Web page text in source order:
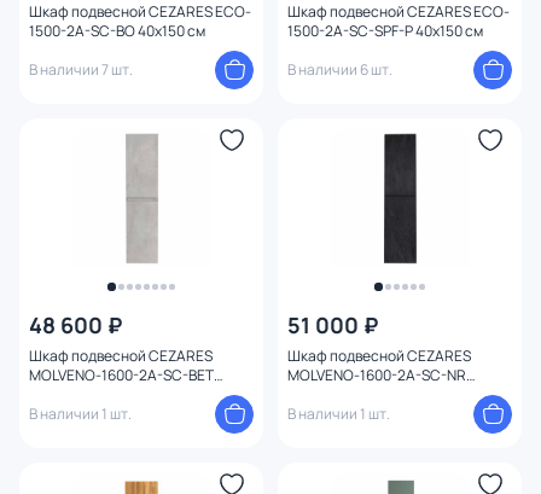
Шкаф подвесной CEZARES ECO-
1500-2A-SC-BO 40х150 см
В наличии 7 шт.
Шкаф подвесной CEZARES ECO-
1500-2A-SC-SPF-P 40х150 см
В наличии 6 шт.
48 600 ₽
Шкаф подвесной CEZARES
MOLVENO-1600-2A-SC-BET
В наличии 1 шт.
51 000 ₽
Шкаф подвесной CEZARES
MOLVENO-1600-2A-SC-NR
В наличии 1 шт.